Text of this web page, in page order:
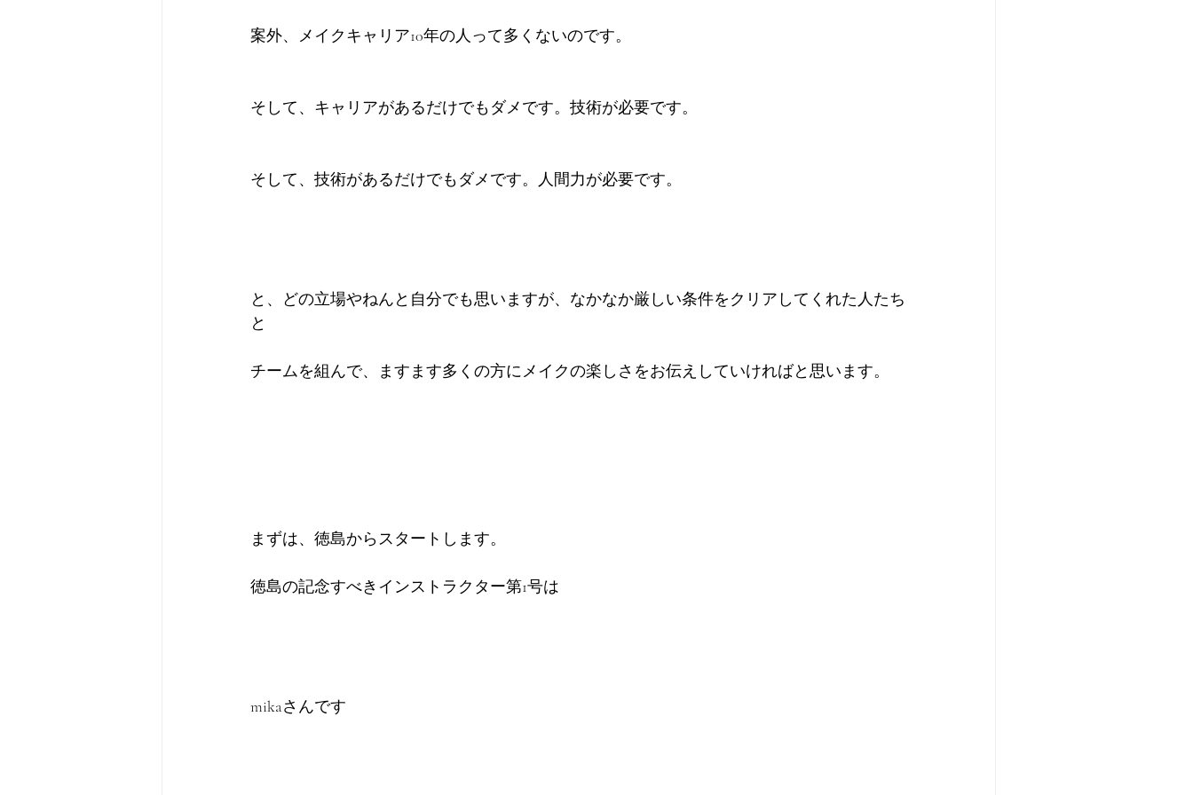
案外、メイクキャリア10年の人って多くないのです。
そして、キャリアがあるだけでもダメです。技術が必要です。
そして、技術があるだけでもダメです。人間力が必要です。
と、どの立場やねんと自分でも思いますが、なかなか厳しい条件をクリアしてくれた人たち
と
チームを組んで、ますます多くの方にメイクの楽しさをお伝えしていければと思います。
まずは、徳島からスタートします。
徳島の記念すべきインストラクター第1号は
mikaさんです